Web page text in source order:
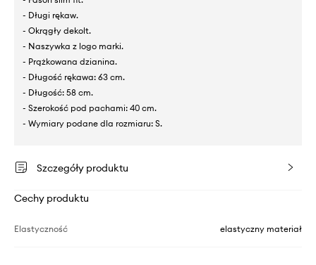
- Długi rękaw.
- Okrągły dekolt.
- Naszywka z logo marki.
- Prążkowana dzianina.
- Długość rękawa: 63 cm.
- Długość: 58 cm.
- Szerokość pod pachami: 40 cm.
- Wymiary podane dla rozmiaru: S.
Szczegóły produktu
Cechy produktu
Elastyczność elastyczny materiał